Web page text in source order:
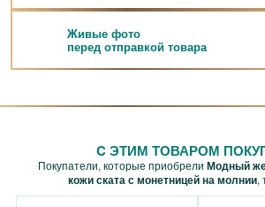
Живые фото
перед отправкой товара
C ЭТИМ ТОВАРОМ
Покупатели, которые приобрели Модный
кожи ската с монетницей на молнии,